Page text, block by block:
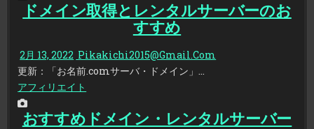
ドメイン取得とレンタルサーバーのお
すすめ
2月 13, 2022 Pikakichi2015@Gmail.Com
更新：「お名前.comサーバ・ドメイン」…
アフィリエイト
おすすめドメイン・レンタルサーバー